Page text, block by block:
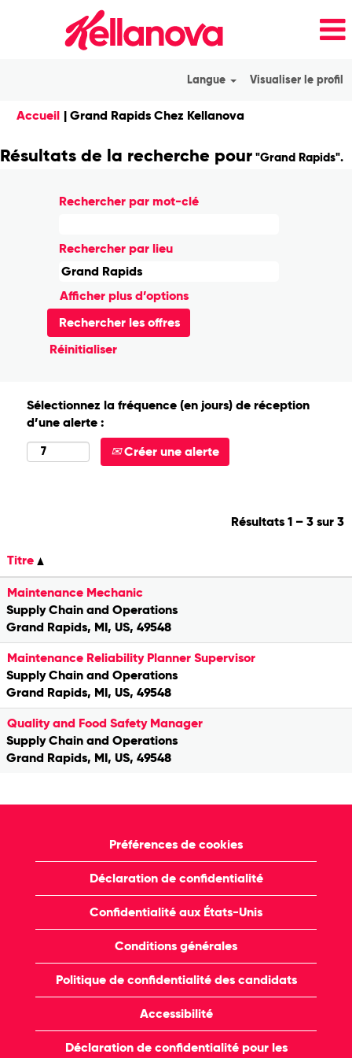
Langue Visualiser le profil
Accueil | Grand Rapids Chez Kellanova(page
Résultats de la recherche pour "Grand Rapids".
Rechercher par mot-clé
Rechercher par lieu
Afficher plus d’options
Réinitialiser
Sélectionnez la fréquence (en jours) de réception
d’une alerte :
Créer une alerte
Résultats 1 – 3 sur 3
Titre
Maintenance Mechanic
Supply Chain and Operations
Grand Rapids, MI, US, 49548
Maintenance Reliability Planner Supervisor
Supply Chain and Operations
Grand Rapids, MI, US, 49548
Quality and Food Safety Manager
Supply Chain and Operations
Grand Rapids, MI, US, 49548
Préférences de cookies
Déclaration de confidentialité
Confidentialité aux États-Unis
Conditions générales
Politique de confidentialité des candidats
Accessibilité
Déclaration de confidentialité pour les